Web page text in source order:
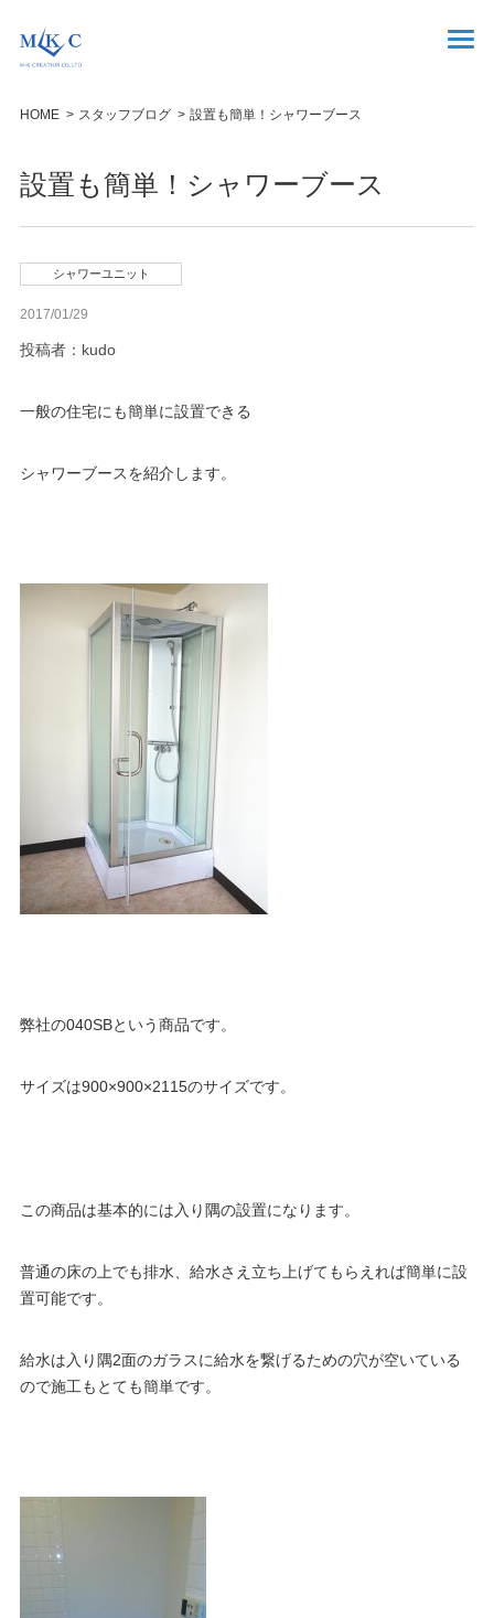
HOME スタッフブログ 設置も簡単！シャワーブース
設置も簡単！シャワーブース
シャワーユニット
2017/01/29
投稿者：kudo
一般の住宅にも簡単に設置できる
シャワーブースを紹介します。
弊社の040SBという商品です。
サイズは900×900×2115のサイズです。
この商品は基本的には入り隅の設置になります。
普通の床の上でも排水、給水さえ立ち上げてもらえれば簡単に設
置可能です。
給水は入り隅2面のガラスに給水を繋げるための穴が空いている
ので施工もとても簡単です。